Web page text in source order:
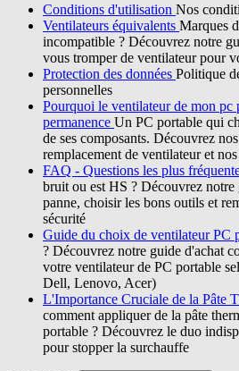
Conditions d'utilisation Nos
Ventilateurs équivalents Marques
incompatible ? Découvrez notre
vous tromper de ventilateur pour
Protection des données Politique
personnelles
Pourquoi le ventilateur de mon pc
permanence Un PC portable qui
de ses composants. Découvrez
remplacement de ventilateur et
FAQ - Questions les plus
bruit ou est HS ? Découvrez
panne, choisir les bons outils et
sécurité
Guide du choix de ventilateur PC
? Découvrez notre guide d'achat
votre ventilateur de PC portable
Dell, Lenovo, Acer)
L'Importance Cruciale de la Pâte
comment appliquer de la pâte
portable ? Découvrez le duo
pour stopper la surchauffe